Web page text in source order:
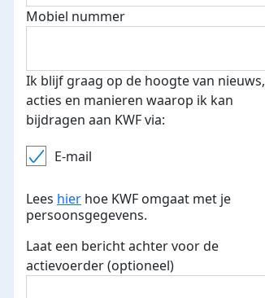
Mobiel nummer
Ik blijf graag op de hoogte van nieuws,
acties en manieren waarop ik kan
bijdragen aan KWF via:
E-mail
Lees hier hoe KWF omgaat met je
persoonsgegevens.
Laat een bericht achter voor de
actievoerder (optioneel)